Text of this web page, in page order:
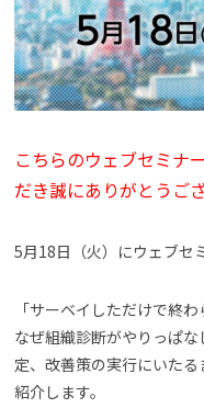
よくある質問
こちらのウェブセミナ
だき誠にありがとうご
5月18日（火）にウェブセ
「サーベイしただけで終
なぜ組織診断がやりっぱ
定、改善策の実行にいた
紹介します。